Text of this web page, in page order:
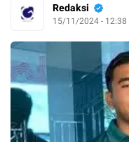
Redaksi
15/11/2024 - 12:38